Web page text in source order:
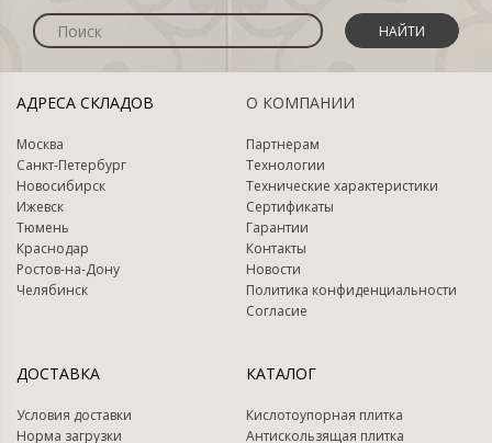
НАЙТИ
АДРЕСА СКЛАДОВ
Москва
Санкт-Петербург
Новосибирск
Ижевск
Тюмень
Краснодар
Ростов-на-Дону
Челябинск
О КОМПАНИИ
Партнерам
Технологии
Технические характеристики
Сертификаты
Гарантии
Контакты
Новости
Политика конфиденциальности
Согласие
ДОСТАВКА
Условия доставки
Норма загрузки
КАТАЛОГ
Кислотоупорная плитка
Антискользящая плитка